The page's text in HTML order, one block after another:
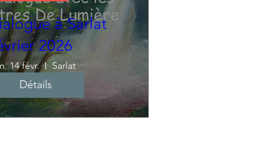
à Sarlat
2026
14 févr. Sarlat
Détails